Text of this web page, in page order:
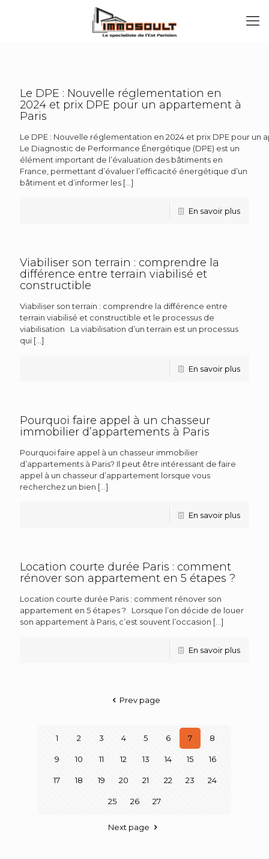
Le DPE : Nouvelle réglementation en
2024 et prix DPE pour un appartement à
Paris
Le DPE : Nouvelle réglementation en 2024 et prix DPE pour un
Le Diagnostic de Performance Énergétique (DPE) est un
élément important de l’évaluation des bâtiments en
France, permettant d’évaluer l’efficacité énergétique d’un
bâtiment et d’informer les […]
En savoir plus
Viabiliser son terrain : comprendre la
différence entre terrain viabilisé et
constructible
Viabiliser son terrain : comprendre la différence entre
terrain viabilisé et constructible et le processus de
viabilisation La viabilisation d’un terrain est un processus
qui […]
En savoir plus
Pourquoi faire appel à un chasseur
immobilier d’appartements à Paris
Pourquoi faire appel à un chasseur immobilier
d’appartements à Paris? Il peut être intéressant de faire
appel à un chasseur d’appartement lorsque vous
recherchez un bien […]
En savoir plus
Location courte durée Paris : comment
rénover son appartement en 5 étapes ?
Location courte durée Paris : comment rénover son
appartement en 5 étapes ? Lorsque l’on décide de louer
son appartement à Paris, c’est souvent l’occasion […]
En savoir plus
Prev page
1 2 3 4 5 6 7 8
9 10 11 12 13 14 15 16
17 18 19 20 21 22 23 24
25 26 27
Next page